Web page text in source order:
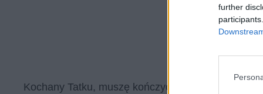
further
Kochany Tatku, muszę kończyć, bo niedługo